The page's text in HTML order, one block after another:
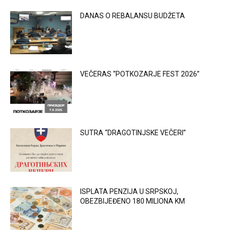
DANAS O REBALANSU BUDŽETA
VEČERAS “POTKOZARJE FEST 2026”
SUTRA “DRAGOTINJSKE VEČERI”
ISPLATA PENZIJA U SRPSKOJ,
OBEZBIJEĐENO 180 MILIONA KM